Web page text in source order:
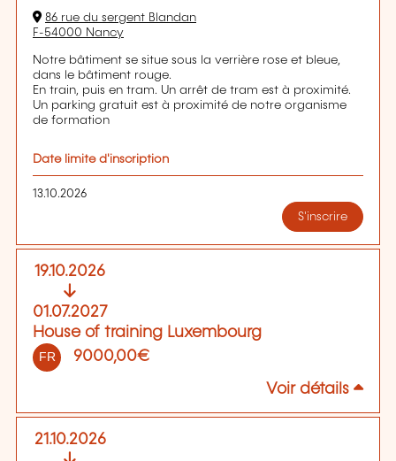
86 rue du sergent Blandan
F-54000 Nancy
Notre bâtiment se situe sous la verrière rose et bleue,
dans le bâtiment rouge.
En train, puis en tram. Un arrêt de tram est à proximité.
Un parking gratuit est à proximité de notre organisme
de formation
Date limite d'inscription
13.10.2026
S'inscrire
19.10.2026
01.07.2027
House of training Luxembourg
FR 9000,00€
Voir détails
21.10.2026